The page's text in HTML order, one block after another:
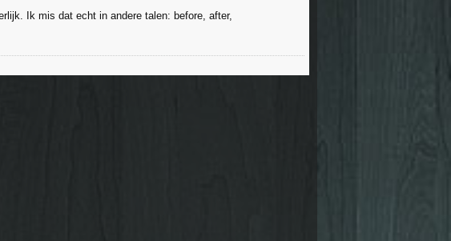
Ik mis dat echt in andere talen: before, after,